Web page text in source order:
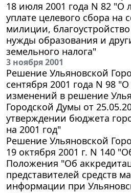
18 июля 2001 года N 82 "О
уплате целевого сбора на
милиции,
нужды образования и
земельного налога"
3 ноября 2001
Решение Ульяновской
сентября 2001 года N 98
изменений в решение
Городской Думы от
утверждении бюджета
на 2001 год"
Решение Ульяновской
19 октября 2001 г. N 140
Положения "Об
представителей средств
информации при